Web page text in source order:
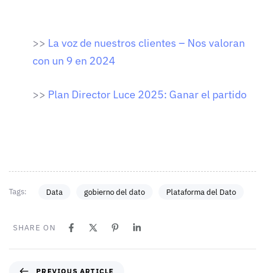
>> La voz de nuestros clientes – Nos valoran
con un 9 en 2024
>> Plan Director Luce 2025: Ganar el partido
Tags: Data gobierno del dato Plataforma del Dato
SHARE ON
PREVIOUS ARTICLE